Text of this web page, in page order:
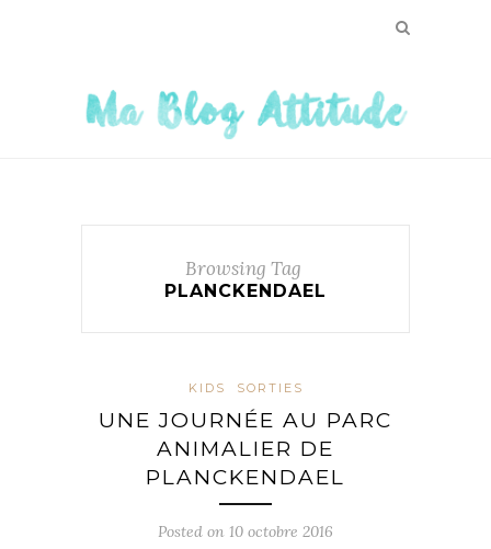
Browsing Tag
PLANCKENDAEL
KIDS SORTIES
UNE JOURNÉE AU PARC
ANIMALIER DE
PLANCKENDAEL
Posted on 10 octobre 2016